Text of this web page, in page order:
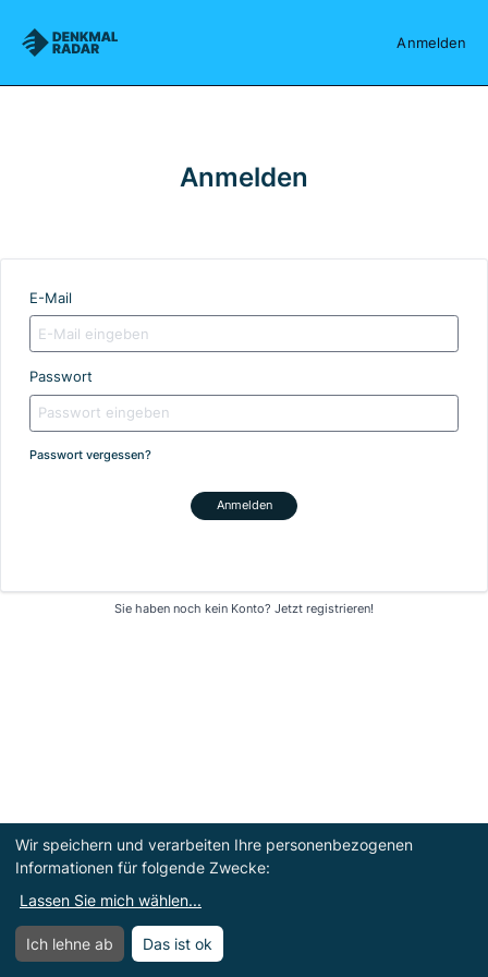
Denkmalradar Anmelden
Menü öffnen
Anmelden
E-Mail
Passwort
Passwort vergessen?
Anmelden
Sie haben noch kein Konto? Jetzt registrieren!
Wir speichern und verarbeiten Ihre personenbezogenen
Informationen für folgende Zwecke:
Lassen Sie mich wählen...
Ich lehne ab Das ist ok